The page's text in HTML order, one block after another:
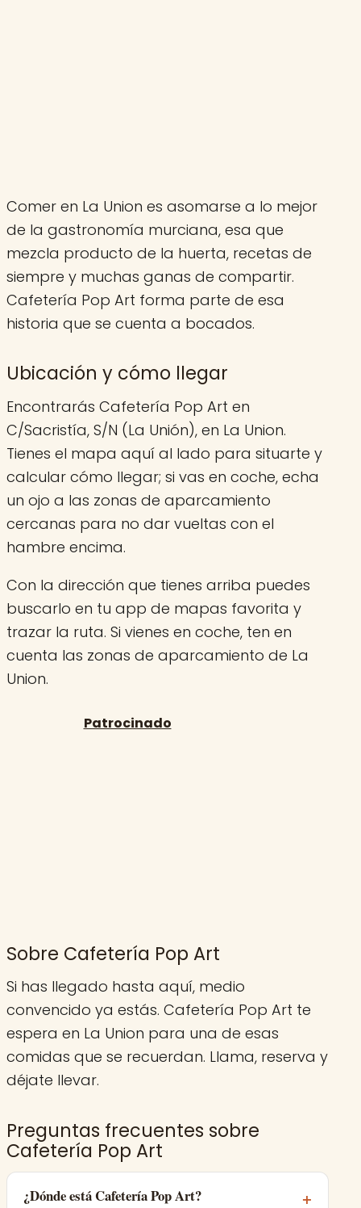
Comer en La Union es asomarse a lo mejor
de la gastronomía murciana, esa que
mezcla producto de la huerta, recetas de
siempre y muchas ganas de compartir.
Cafetería Pop Art forma parte de esa
historia que se cuenta a bocados.
Ubicación y cómo llegar
Encontrarás Cafetería Pop Art en
C/Sacristía, S/N (La Unión), en La Union.
Tienes el mapa aquí al lado para situarte y
calcular cómo llegar; si vas en coche, echa
un ojo a las zonas de aparcamiento
cercanas para no dar vueltas con el
hambre encima.
Con la dirección que tienes arriba puedes
buscarlo en tu app de mapas favorita y
trazar la ruta. Si vienes en coche, ten en
cuenta las zonas de aparcamiento de La
Union.
Sobre Cafetería Pop Art
Si has llegado hasta aquí, medio
convencido ya estás. Cafetería Pop Art te
espera en La Union para una de esas
comidas que se recuerdan. Llama, reserva y
déjate llevar.
Preguntas frecuentes sobre
Cafetería Pop Art
¿Dónde está Cafetería Pop Art?